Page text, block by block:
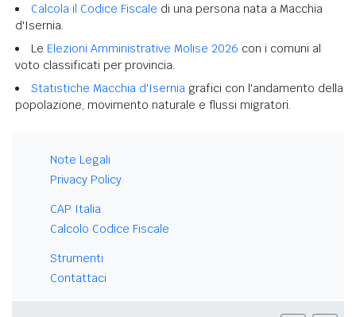
Calcola il Codice Fiscale di una persona nata a Macchia
d'Isernia.
Le Elezioni Amministrative Molise 2026 con i comuni al
voto classificati per provincia.
Statistiche Macchia d'Isernia grafici con l'andamento della
popolazione, movimento naturale e flussi migratori.
Note Legali
Privacy Policy
CAP Italia
Calcolo Codice Fiscale
Strumenti
Contattaci